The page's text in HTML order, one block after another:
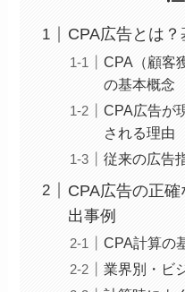
CPA広告とは
CPA（顧客
の基本概念
CPA広告が
される理由
従来の広告
CPA広告の正
出事例
CPA計算の
業界別・ビ